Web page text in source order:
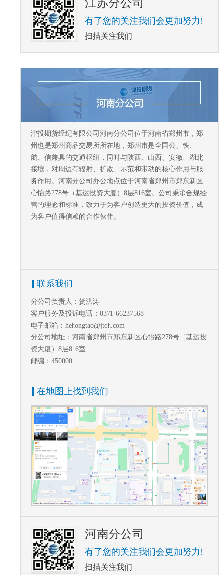
江苏分公司
有了您的关注我们会更加努力!
扫描关注我们
津投期货经纪有限公司河南分公司位于河南省郑州市，郑
州也是郑州商品交易所所在地，郑州市是全国公、铁、
航、信兼具的交通枢纽，同时与陕西、山西、安徽、湖北
接壤，对周边有辐射、扩散、示范和带动的核心作用与服
务作用。河南分公司办公地点位于河南省郑州市郑东新区
心怡路278号（基运投资大厦）8层816室。公司秉承合规经
营的理念和标准，致力于为客户创造更大的投资价值，成
为客户值得信赖的合作伙伴。
联系我们
分公司负责人：贺洪涛
客户服务及投诉电话：0371-66237568
电子邮箱：hehongtao@jtqh.com
分公司地址：河南省郑州市郑东新区心怡路278号（基运投
资大厦）8层816室
邮编：450000
在地图上找到我们
河南分公司
有了您的关注我们会更加努力!
扫描关注我们